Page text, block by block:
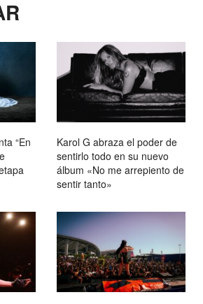
“En
Karol G abraza el poder de
sentirlo todo en su nuevo
álbum «No me arrepiento de
sentir tanto»